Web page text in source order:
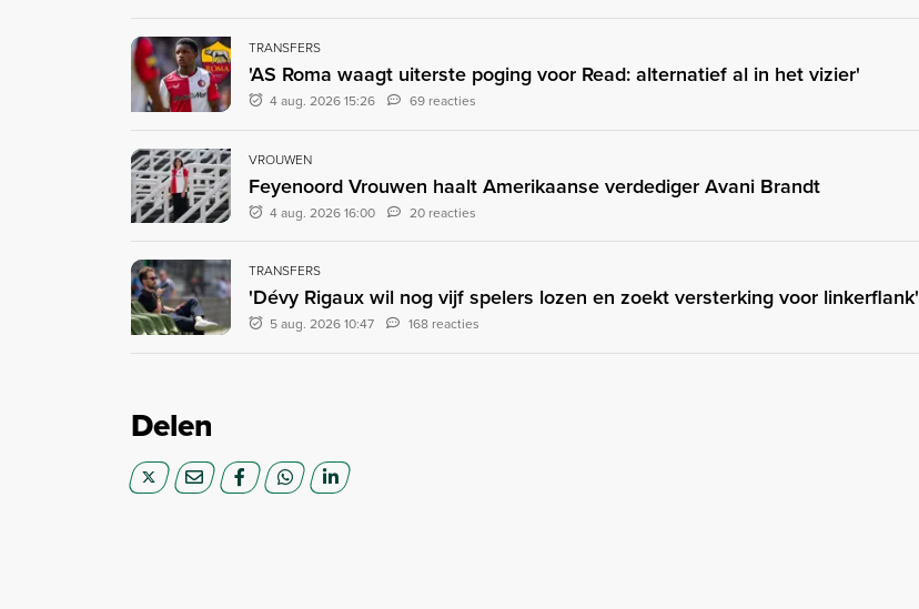
TRANSFERS
'AS Roma waagt uiterste poging voor Read: alternatief al in het vizier'
4 aug. 2026 15:26 69 reacties
VROUWEN
Feyenoord Vrouwen haalt Amerikaanse verdediger Avani Brandt
4 aug. 2026 16:00 20 reacties
TRANSFERS
'Dévy Rigaux wil nog vijf spelers lozen en zoekt versterking voor linkerflank'
5 aug. 2026 10:47 168 reacties
Delen